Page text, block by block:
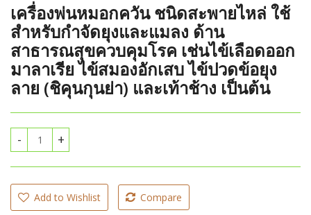
฿ ฿
เครื่องพ่นหมอกควัน ชนิดสะพายไหล่ ใช้
สำหรับกำจัดยุงและแมลง ด้าน
สาธารณสุขควบคุมโรค เช่นไข้เลือดออก
มาลาเรียไข้สมองอักเสบ ไข้ปวดข้อยุง
ลาย (ชิคุนกุนย่า) และเท้าช้าง เป็นต้น
เครื่องพ่นหมอกควันกำจัดยุง ยี่ห้อ เอสเอส ฟ็อกซ์ (S.S.fog) 150 F ชนิ
Add to Wishlist Compare